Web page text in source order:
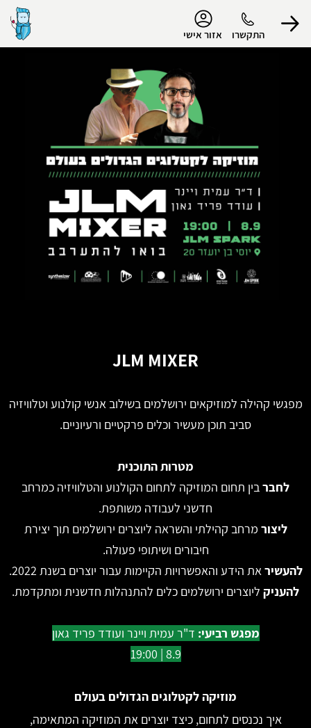
התקשרו אזור אישי
הפרופיל שלי
התנתק
JLM MIXER
מפגשי קהילה למוזיקאים ירושלמים בשילוב אנשי קולנוע וטלוויזיה
סביב תוכן מעשיר וכלים פרקטיים ורעיוניים.
מטרות התוכנית
לחברבין תחום המוזיקה לתחום הקולנוע והטלוויזיה כמרחב
חדשני לעבודה משותפת.
ליצור מרחב קהילתי והשראה ליוצרים ירושלמים תוך יצירת
חיבורים ושיתופי פעולה.
להעשיראת הידע והאפשרויות הקיימות עבור יוצרים בשנת 2022.
להעניק ליוצרים ירושלמים כלים להתנהלות חדשנית ומתקדמת.
מפגש רביעי: ד"ר עמית ויינר ועודד פריד גאון
8.9 | 19:00
מוזיקה לקטלוגים הגדולים בעולם
איך נכנסים לתחום, כיצד יוצרים את המוזיקה המתאימה,